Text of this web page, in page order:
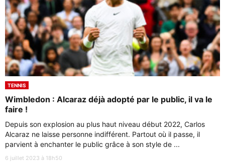
TENNIS
Wimbledon : Alcaraz déjà adopté par le public, il va le
faire !
Depuis son explosion au plus haut niveau début 2022, Carlos
Alcaraz ne laisse personne indifférent. Partout où il passe, il
parvient à enchanter le public grâce à son style de ...
6 juillet 2023 à 18h50